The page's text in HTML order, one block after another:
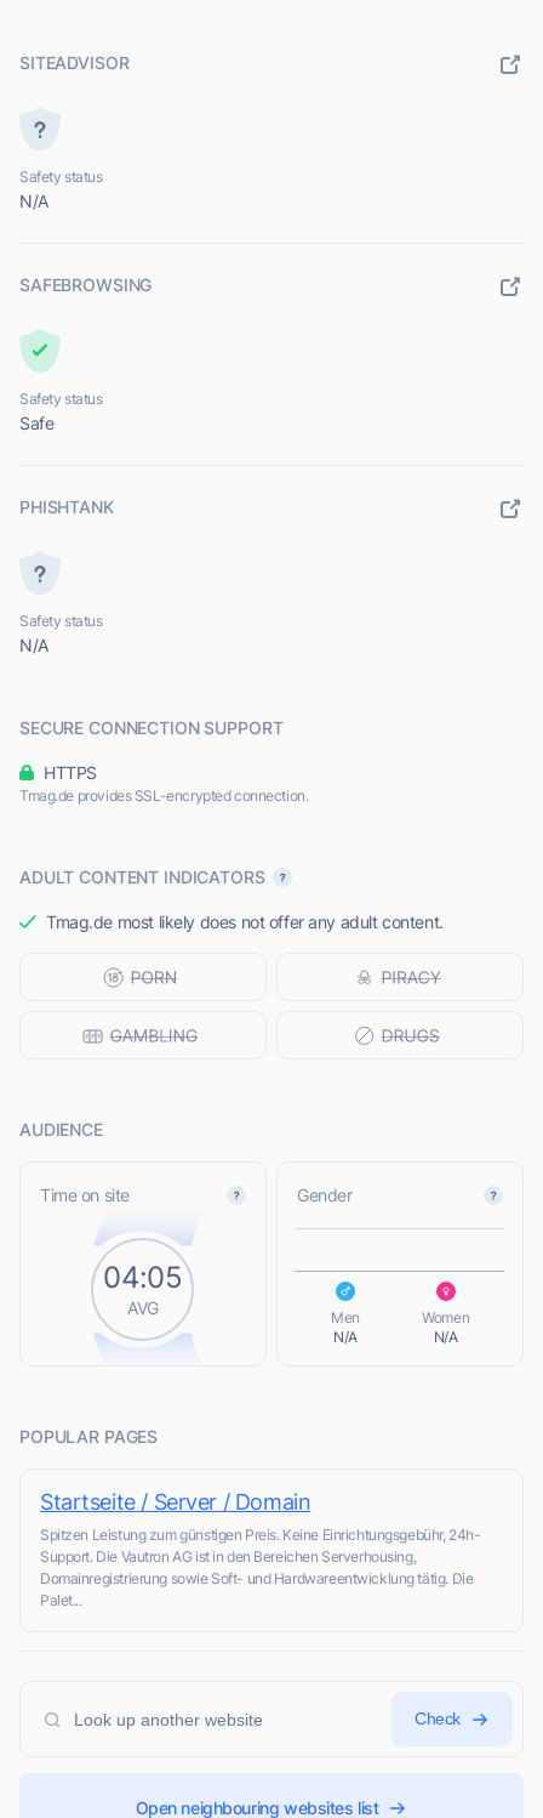
SITEADVISOR
Safety status
N/A
SAFEBROWSING
Safety status
Safe
PHISHTANK
Safety status
N/A
SECURE CONNECTION SUPPORT
HTTPS
Tmag.de provides SSL-encrypted connection.
ADULT CONTENT INDICATORS
Tmag.de most likely does not offer any adult content.
AUDIENCE
Time on site
04:05
AVG
Gender
Men
N/A
Women
N/A
POPULAR PAGES
Startseite / Server / Domain
Spitzen Leistung zum günstigen Preis. Keine Einrichtungsgebühr, 24h-
Support. Die Vautron AG ist in den Bereichen Serverhousing,
Domainregistrierung sowie Soft- und Hardwareentwicklung tätig. Die
Palet...
Check
Open neighbouring websites list